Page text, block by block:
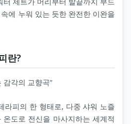
에 누워 있는 듯한 완전한 이완을
란?
각의 교향곡”
라피의 한 형태로, 다중 샤워 노즐
도로 전신을 마사지하는 세계적